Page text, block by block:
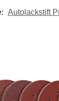
Autolackstift